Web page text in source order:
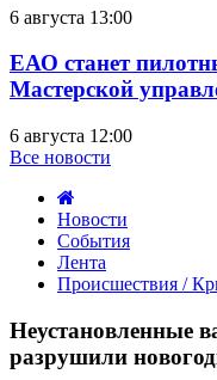
6 августа 13:00
ЕАО станет
Мастерской
6 августа 12:00
Все новости
Новости
События
Лента
Происшествия /
вандалы
ул.
Неустановленные
разрушили